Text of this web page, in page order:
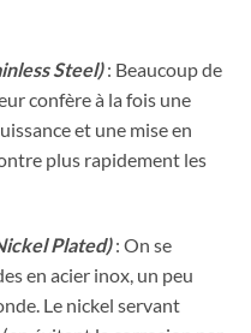
Steel): Beaucoup de
confère à la fois une
et une mise en
plus rapidement les
Plated): On se
en acier inox, un peu
Le nickel servant